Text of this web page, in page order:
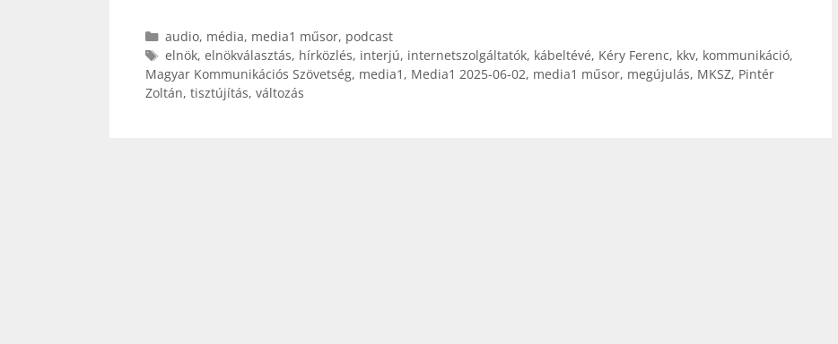
Kategória
audio, média, media1 műsor, podcast
Címkék
elnök, elnökválasztás, hírközlés, interjú, internetszolgáltatók, kábeltévé, Kéry Ferenc, kkv, kommunikáció,
Magyar Kommunikációs Szövetség, media1 , Media1 2025-06-02, media1 műsor, megújulás, MKSZ, Pintér
Zoltán, tisztújítás, változás